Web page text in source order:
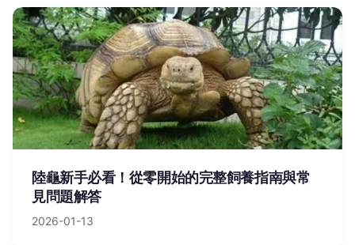
陸龜新手必看！從零開始的完整飼養指南與常
見問題解答
2026-01-13